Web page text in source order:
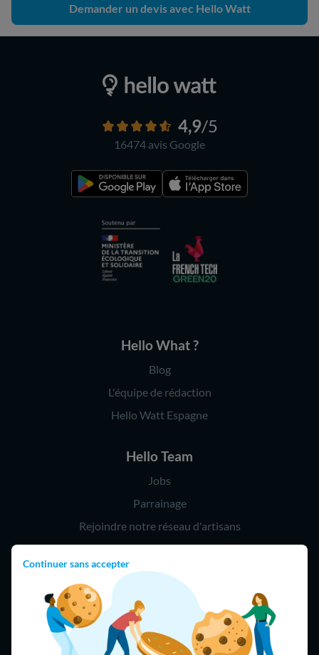
Continuer sans accepter
Demander un devis avec Hello Watt
4,9/5
16474 avis Google
Hello What ?
Blog
L'équipe de rédaction
Hello Watt Espagne
Hello Team
Jobs
Parrainage
Rejoindre notre réseau d'artisans
09 75 18 60 60
(8h-21h)
75018 Paris